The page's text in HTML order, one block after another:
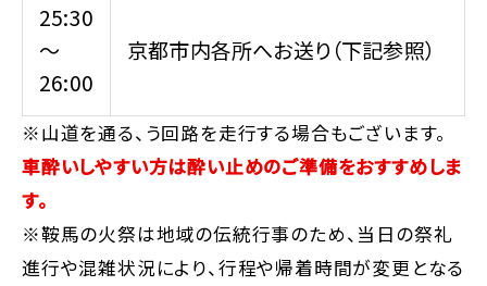
25:30
～
26:00
京都市内各所へお送り（下記参照）
※山道を通る、う回路を走行する場合もございます。
車酔いしやすい方は酔い止めのご準備をおすすめしま
す。
※鞍馬の火祭は地域の伝統行事のため、当日の祭礼
進行や混雑状況により、行程や帰着時間が変更となる